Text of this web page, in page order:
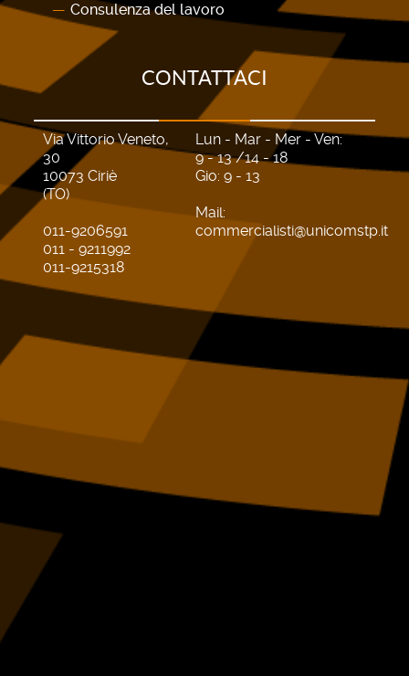
Consulenza del lavoro
CONTATTACI
Via Vittorio Veneto,
30
10073 Ciriè
(TO)
011-9206591
011 - 9211992
011-9215318
Lun - Mar - Mer - Ven:
9 - 13 /14 - 18
Gio: 9 - 13
Mail:
commercialisti@unicomstp.it